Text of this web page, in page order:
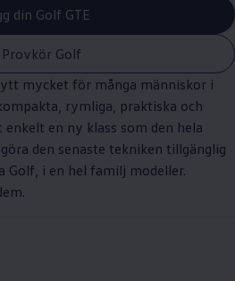
din Golf GTE
Provkör Golf
mycket för många människor i
rymliga, praktiska och
enkelt en ny klass som den hela
den senaste tekniken tillgänglig
Golf, i en hel familj modeller.